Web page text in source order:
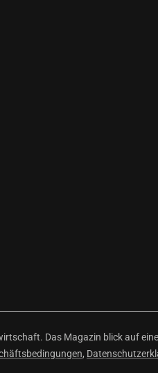
Das Magazin blick auf
,